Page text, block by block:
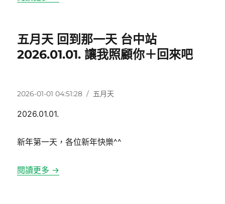
五月天 回到那一天 台中站
2026.01.01. 讓我照顧你＋回來吧
2026.01.01.
新年第一天，各位新年快樂^^
閱讀更多 →
發
日
2026-01-01 04:51:28
分
五月天